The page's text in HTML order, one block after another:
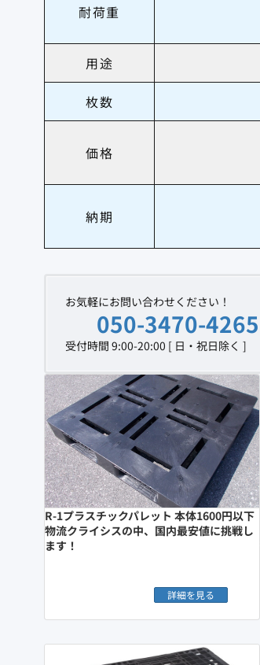
耐荷重
用途
枚数
価格
納期
お気軽にお問い合わせください！
050-3470-4265
受付時間 9:00-20:00 [ 日・祝日除く ]
R-1プラスチックパレット 本体1600円以下
物流クライシスの中、国内最安値に挑戦し
ます！
詳細を見る